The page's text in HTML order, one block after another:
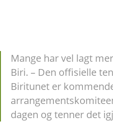
Mange har vel lagt
Biri. – Den offisielle
Biritunet er
dagen og tenner det